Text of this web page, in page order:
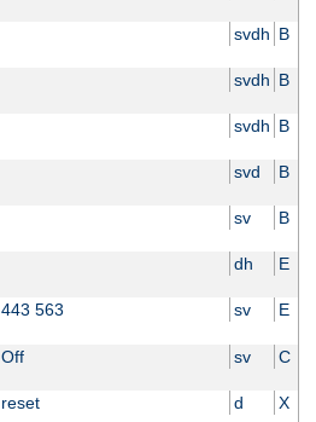
svdh B
svdh B
svdh B
svd B
sv B
dh E
443 563 sv E
Off sv C
reset d X